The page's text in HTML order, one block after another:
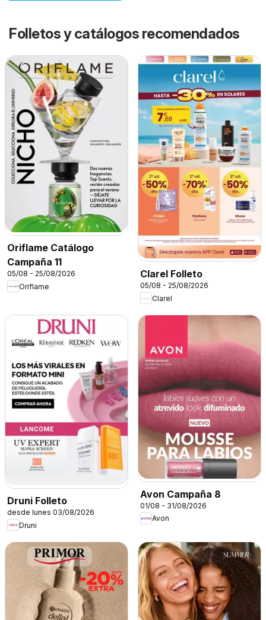
Folletos y catálogos recomendados
Oriflame Catálogo
Campaña 11
05/08 - 25/08/2026
Oriflame
Clarel Folleto
05/08 - 25/08/2026
Clarel
Druni Folleto
desde lunes 03/08/2026
Druni
Avon Campaña 8
01/08 - 31/08/2026
Avon